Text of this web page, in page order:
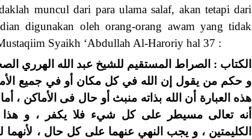
muncul dari para ulama salaf, akan tetapi dari
digunakan oleh orang-orang awam yang tidak
Syaikh ‘Abdullah Al-Haroriy hal 37 :
الكتاب : الصراط المستقيم للشيخ عبد الله الهرري
و حكم من يقول إن الله في كل مكان أو في جميع
هذه العبارة أن الله بذاته منبث أو حال فى الأماكن ،
أنه تعالى مسيطر على كل شيء فلا يكفر ، و هذا
الكليمتين ، و يجب النهي عنهما على كل حال ،